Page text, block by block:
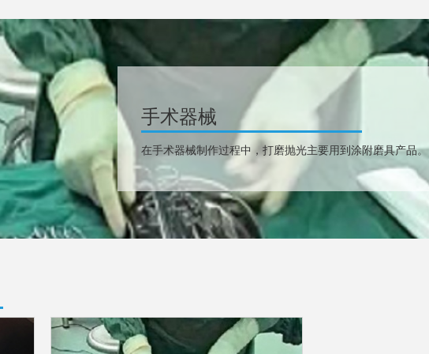
手术器械
在手术器械制作过程中，打磨抛光主要用到涂附磨具产品。